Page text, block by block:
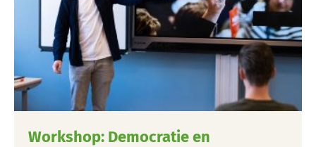
Workshop: Democratie en